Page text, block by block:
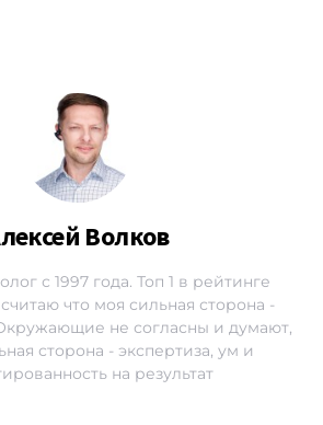
Волков
с 1997 года. Топ 1 в рейтинге
что моя сильная сторона -
не согласны и думают,
сторона - экспертиза, ум и
на результат